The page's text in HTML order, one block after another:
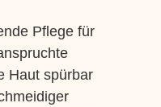
Pflege für
Haut spürbar